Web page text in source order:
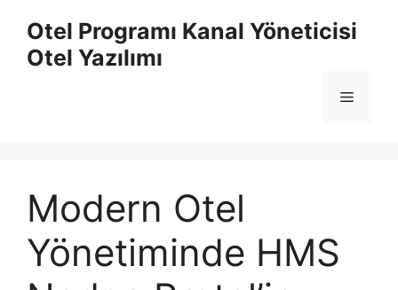
Otel Programı Kanal Yöneticisi
Otel Yazılımı
Menü
Modern Otel
Yönetiminde HMS